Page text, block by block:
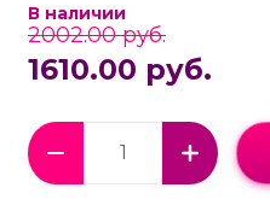
В наличии
2002.00 руб.
1610.00 руб.